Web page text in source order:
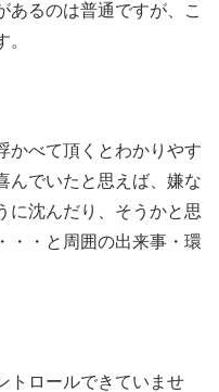
あるのは普通ですが、こ
かべて頂くとわかりやす
んでいたと思えば、嫌な
に沈んだり、そうかと思
・・と周囲の出来事・環
トロールできていませ